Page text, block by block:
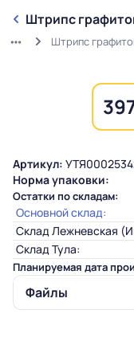
Штрипс
Артикул:
Норма упаковки:
Остатки по складам:
Основной склад:
Склад Лежневская
Склад Тула:
Планируемая дата
Файлы